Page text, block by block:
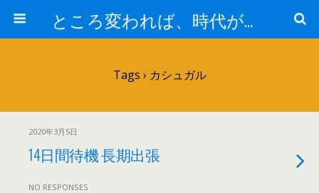
ところ変われば、時代が違えば
Tags › カシュガル
2020年3月5日
14日間待機 長期出張
NO RESPONSES